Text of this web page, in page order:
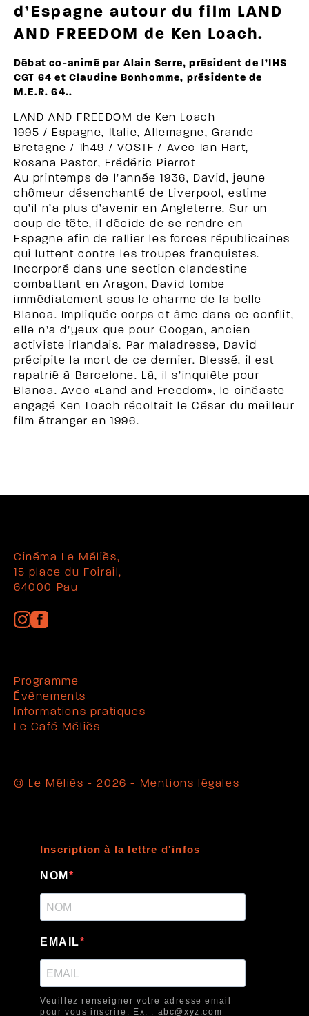
d’Espagne autour du film LAND
AND FREEDOM de Ken Loach.
Débat co-animé par Alain Serre, président de l’IHS
CGT 64 et Claudine Bonhomme, présidente de
M.E.R. 64..
LAND AND FREEDOM de Ken Loach
1995 / Espagne, Italie, Allemagne, Grande-
Bretagne / 1h49 / VOSTF / Avec
Ian Hart,
Rosana Pastor, Frédéric Pierrot
Au printemps de l’année 1936, David, jeune
chômeur désenchanté de Liverpool, estime
qu’il n’a plus d’avenir en Angleterre. Sur un
coup de tête, il décide de se rendre en
Espagne afin de rallier les forces républicaines
qui luttent contre les troupes franquistes.
Incorporé dans une section clandestine
combattant en Aragon, David tombe
immédiatement sous le charme de la belle
Blanca. Impliquée corps et âme dans ce conflit,
elle n’a d’yeux que pour Coogan, ancien
activiste irlandais. Par maladresse, David
précipite la mort de ce dernier. Blessé, il est
rapatrié à Barcelone. Là, il s’inquiète pour
Blanca. Avec «Land and Freedom», le cinéaste
engagé Ken Loach récoltait le César du meilleur
film étranger en 1996.
Cinéma Le Méliès,
15 place du Foirail,
64000 Pau
Programme
Évènements
Informations pratiques
Le Café Méliès
© Le Méliès - 2026 - Mentions légales
Inscription à la lettre d'infos
NOM
EMAIL
Veuillez renseigner votre adresse email
pour vous inscrire. Ex. : abc@xyz.com